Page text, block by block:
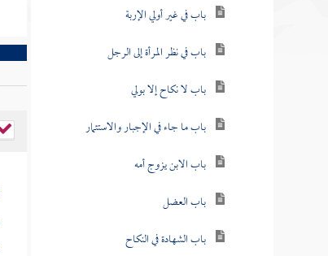
باب في غير أولي الإربة
باب في نظر المرأة إلى الرجل
باب لا نكاح إلا بولي
باب ما جاء في الإجبار والاستئمار
باب الابن يزوج أمه
باب العضل
باب الشهادة في النكاح